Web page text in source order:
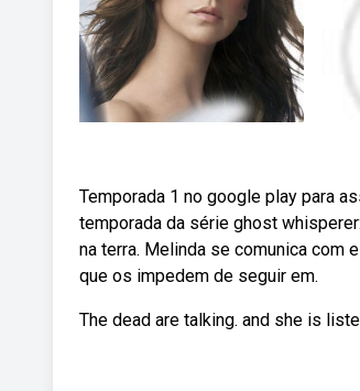
Temporada 1 no google play para
temporada da série ghost
na terra. Melinda se comunica com
que os impedem de seguir em.
The dead are talking. and she is